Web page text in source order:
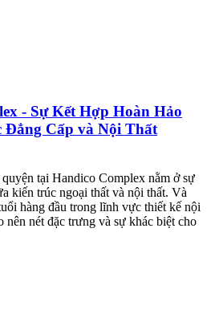
- Sự Kết Hợp Hoàn Hảo
Đẳng Cấp và Nội Thất
tại Handico Complex nằm ở sự
kiến trúc ngoại thất và nội thất. Và
hàng đầu trong lĩnh vực thiết kế nội
nên nét đặc trưng và sự khác biệt cho